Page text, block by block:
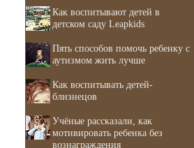
Как воспитывают детей в
детском саду Leapkids
Пять способов помочь ребенку с
аутизмом жить лучше
Как воспитывать детей-
близнецов
Учёные рассказали, как
мотивировать ребенка без
вознаграждения